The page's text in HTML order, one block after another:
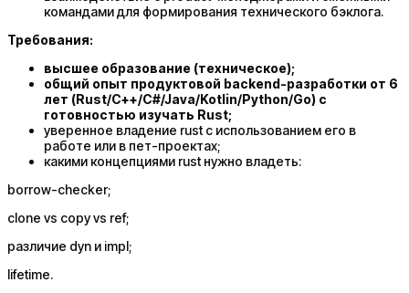
командами для формирования технического бэклога.
Требования:
высшее образование (техническое);
общий опыт продуктовой backend-разработки от 6
лет (Rust/C++/C#/Java/Kotlin/Python/Go) с
готовностью изучать Rust;
уверенное владение rust с использованием его в
работе или в пет-проектах;
какими концепциями rust нужно владеть:
borrow-checker;
clone vs copy vs ref;
различие dyn и impl;
lifetime.